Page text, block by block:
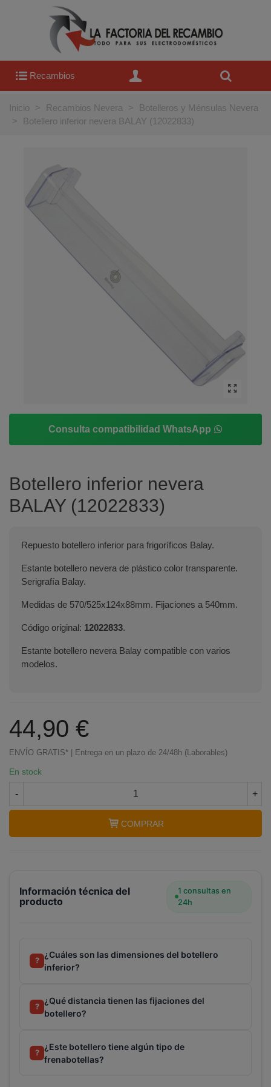
Recambios
Inicio > Recambios Nevera >
Botelleros y Ménsulas Nevera
>
Botellero inferior nevera BALAY (12022833)
Consulta compatibilidad WhatsApp
Botellero inferior nevera
BALAY (12022833)
Repuesto botellero inferior para frigoríficos Balay.
Estante botellero nevera de plástico color transparente.
Serigrafía Balay.
Medidas de 570/525x124x88mm. Fijaciones a 540mm.
Código original: 12022833.
Estante botellero nevera Balay compatible con varios
modelos.
44,90 €
ENVÍO GRATIS* | Entrega en un plazo de 24/48h (Laborables)
En stock
- +
COMPRAR
Información técnica del
producto
1 consultas en
24h
?
¿Cuáles son las dimensiones del botellero
inferior?
?
¿Qué distancia tienen las fijaciones del
botellero?
?
¿Este botellero tiene algún tipo de
frenabotellas?
inferior nevera BALAY (12022833)